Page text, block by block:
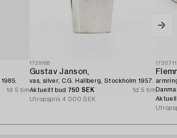
1d 5 tim
1729168
Gustav Janson,
vas, silver, C.G. Hallberg, Stockholm 1957.
Aktuellt bud 750 SEK
1d 5 tim
Utropspris 4 000 SEK
1730711